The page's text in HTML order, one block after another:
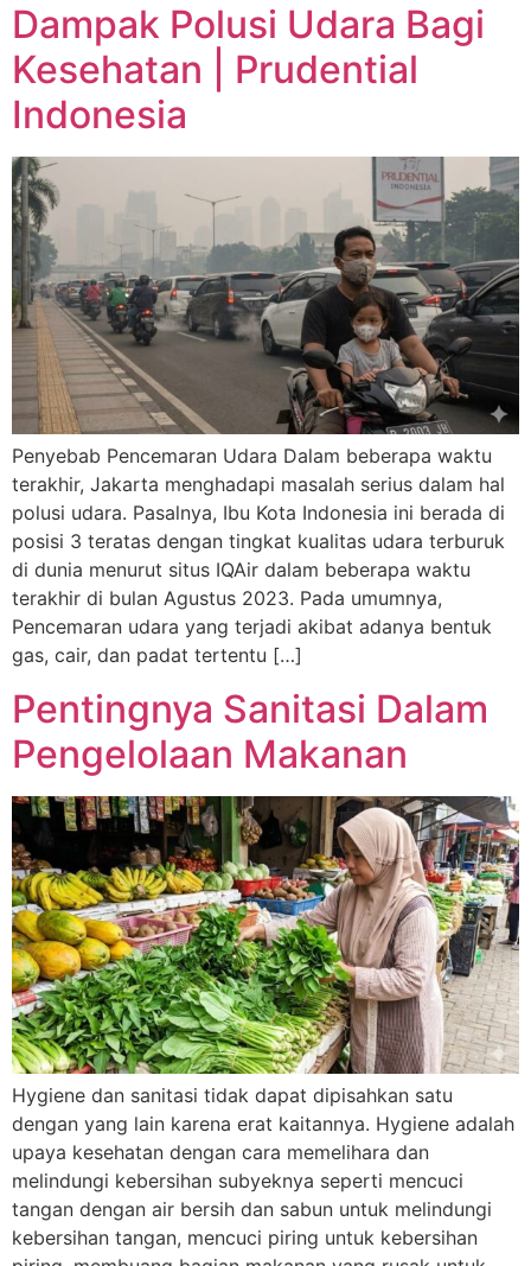
Dampak Polusi Udara Bagi
Kesehatan | Prudential
Indonesia
Penyebab Pencemaran Udara Dalam beberapa waktu
terakhir, Jakarta menghadapi masalah serius dalam hal
polusi udara. Pasalnya, Ibu Kota Indonesia ini berada di
posisi 3 teratas dengan tingkat kualitas udara terburuk
di dunia menurut situs IQAir dalam beberapa waktu
terakhir di bulan Agustus 2023. Pada umumnya,
Pencemaran udara yang terjadi akibat adanya bentuk
gas, cair, dan padat tertentu […]
Pentingnya Sanitasi Dalam
Pengelolaan Makanan
Hygiene dan sanitasi tidak dapat dipisahkan satu
dengan yang lain karena erat kaitannya. Hygiene adalah
upaya kesehatan dengan cara memelihara dan
melindungi kebersihan subyeknya seperti mencuci
tangan dengan air bersih dan sabun untuk melindungi
kebersihan tangan, mencuci piring untuk kebersihan